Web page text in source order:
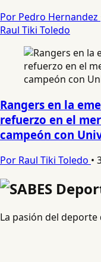
Por Pedro Hernandez
Raul Tiki Toledo
Rangers en la
refuerzo en el
campeón con
Por Raul Tiki Toledo •
La pasión del deporte